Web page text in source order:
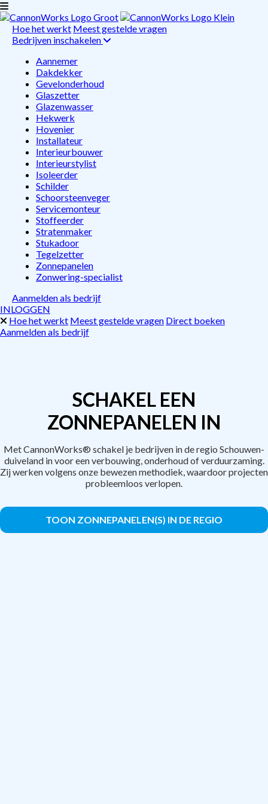
Hoe het werkt Meest gestelde vragen
Bedrijven inschakelen
Aannemer
Dakdekker
Gevelonderhoud
Glaszetter
Glazenwasser
Hekwerk
Hovenier
Installateur
Interieurbouwer
Interieurstylist
Isoleerder
Schilder
Schoorsteenveger
Servicemonteur
Stoffeerder
Stratenmaker
Stukadoor
Tegelzetter
Zonnepanelen
Zonwering-specialist
Aanmelden als bedrijf
INLOGGEN
Hoe het werkt Meest gestelde vragen Direct boeken
Aanmelden als bedrijf
SCHAKEL EEN
ZONNEPANELEN IN
Met CannonWorks® schakel je bedrijven in de regio Schouwen-
duiveland in voor een verbouwing, onderhoud of verduurzaming.
Zij werken volgens onze bewezen methodiek, waardoor projecten
probleemloos verlopen.
TOON ZONNEPANELEN(S) IN DE REGIO